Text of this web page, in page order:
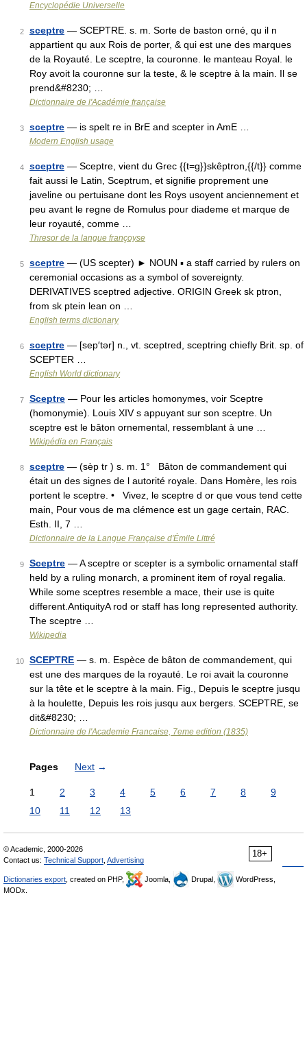
Encyclopédie Universelle
2 sceptre — SCEPTRE. s. m. Sorte de baston orné, qu il n
appartient qu aux Rois de porter, & qui est une des marques
de la Royauté. Le sceptre, la couronne. le manteau Royal. le
Roy avoit la couronne sur la teste, & le sceptre à la main. Il se
prend&#8230; …
Dictionnaire de l'Académie française
3 sceptre — is spelt re in BrE and scepter in AmE …
Modern English usage
4 sceptre — Sceptre, vient du Grec {{t=g}}skêptron,{{/t}} comme
fait aussi le Latin, Sceptrum, et signifie proprement une
javeline ou pertuisane dont les Roys usoyent anciennement et
peu avant le regne de Romulus pour diademe et marque de
leur royauté, comme …
Thresor de la langue françoyse
5 sceptre — (US scepter) ► NOUN ▪ a staff carried by rulers on
ceremonial occasions as a symbol of sovereignty.
DERIVATIVES sceptred adjective. ORIGIN Greek sk ptron,
from sk ptein lean on …
English terms dictionary
6 sceptre — [sep′tər] n., vt. sceptred, sceptring chiefly Brit. sp. of
SCEPTER …
English World dictionary
7 Sceptre — Pour les articles homonymes, voir Sceptre
(homonymie). Louis XIV s appuyant sur son sceptre. Un
sceptre est le bâton ornemental, ressemblant à une …
Wikipédia en Français
8 sceptre — (sèp tr ) s. m. 1° Bâton de commandement qui
était un des signes de l autorité royale. Dans Homère, les rois
portent le sceptre. • Vivez, le sceptre d or que vous tend cette
main, Pour vous de ma clémence est un gage certain, RAC.
Esth. II, 7 …
Dictionnaire de la Langue Française d'Émile Littré
9 Sceptre — A sceptre or scepter is a symbolic ornamental staff
held by a ruling monarch, a prominent item of royal regalia.
While some sceptres resemble a mace, their use is quite
different.AntiquityA rod or staff has long represented authority.
The sceptre …
Wikipedia
10 SCEPTRE — s. m. Espèce de bâton de commandement, qui
est une des marques de la royauté. Le roi avait la couronne
sur la tête et le sceptre à la main. Fig., Depuis le sceptre jusqu
à la houlette, Depuis les rois jusqu aux bergers. SCEPTRE, se
dit&#8230; …
Dictionnaire de l'Academie Francaise, 7eme edition (1835)
Pages Next →
1 2 3 4 5 6 7 8
9
10
11 12 13
18+
© Academic, 2000-2026
Contact us: Technical Support Advertising
Dictionaries export , created on PHP, Joomla, Drupal,
WordPress,
MODx.